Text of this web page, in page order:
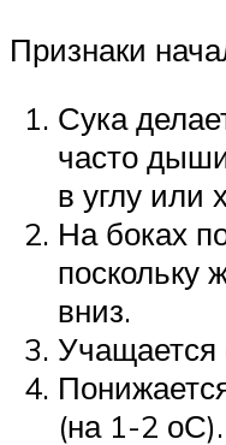
Признаки
Сука
часто
в углу или
На боках
поскольку
вниз.
Учащается
(на 1-2 оС).